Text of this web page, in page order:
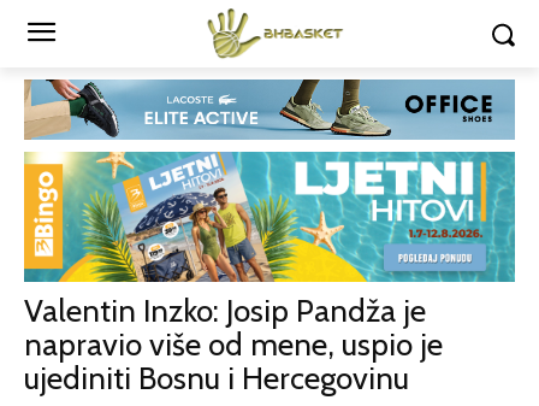
Valentin Inzko: Josip Pandža je
napravio više od mene, uspio je
ujediniti Bosnu i Hercegovinu